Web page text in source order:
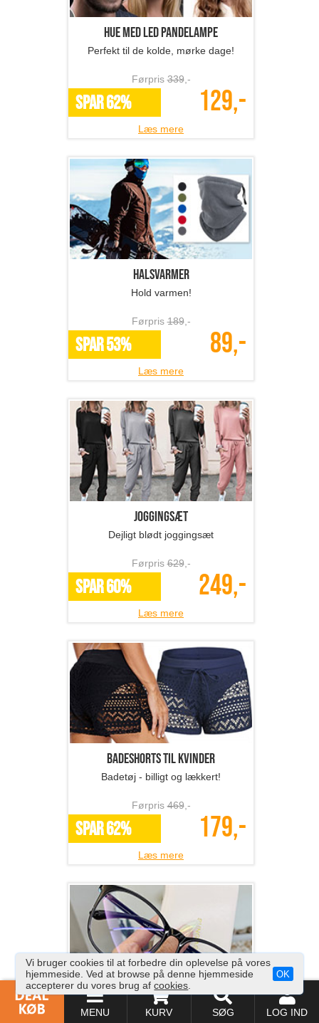
MENU KURV SØG LOG IND
Hue med LED pandelampe
Perfekt til de kolde, mørke dage!
Førpris339,-
SPAR 62% 129,-
Læs mere
Halsvarmer
Hold varmen!
Førpris189,-
SPAR 53% 89,-
Læs mere
Joggingsæt
Dejligt blødt joggingsæt
Førpris629,-
SPAR 60% 249,-
Læs mere
Badeshorts til kvinder
Badetøj - billigt og lækkert!
Førpris469,-
SPAR 62% 179,-
Læs mere
Blue light-brille
Billige anti blå lys briller!
Vi bruger cookies til at forbedre din oplevelse på vores
hjemmeside. Ved at browse på denne hjemmeside
accepterer du vores brug afcookies
OK